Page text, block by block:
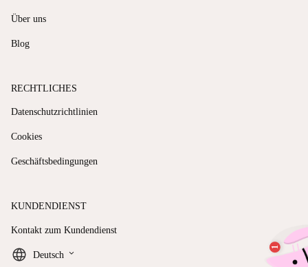
Über uns
Blog
RECHTLICHES
Datenschutzrichtlinien
Cookies
Geschäftsbedingungen
KUNDENDIENST
Kontakt zum Kundendienst
Deutsch keyboard_arrow_down